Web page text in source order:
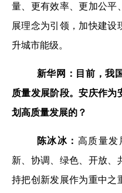
量、更有效率、更加公平
展理念为引领，加快建设
升城市能级。
新华网：目前，我
质量发展阶段。安庆作为
划高质量发展的？
陈冰冰： 高质量发
新、协调、绿色、开放、
持把创新发展作为重中之